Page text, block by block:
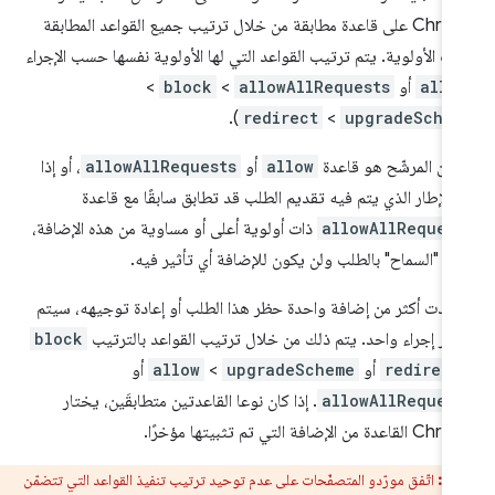
Chrome على قاعدة مطابقة من خلال ترتيب جميع القواعد المطابقة
الأولوية. يتم ترتيب القواعد التي لها الأولوية نفسها حسب الإجراء
أو allowAllRequests
>
block
>
>
redirect
).
كان المرشّح هو قاعدة allow أو allowAllRequests ، أو إذا
الإطار الذي يتم فيه تقديم الطلب قد تطابق سابقًا مع قاعدة
ذات أولوية أعلى أو مساوية من هذه الإضافة،
"السماح" بالطلب ولن يكون للإضافة أي تأثير فيه.
أرادت أكثر من إضافة واحدة حظر هذا الطلب أو إعادة توجيهه، سيتم
إجراء واحد. يتم ذلك من خلال ترتيب القواعد بالترتيب block
redirect أو upgradeScheme
>
allow أو
. إذا كان نوعا القاعدتين متطابقَين، يختار
اتّفق مورّدو المتصفّحات على عدم توحيد ترتيب تنفيذ القواعد التي تتضمّن